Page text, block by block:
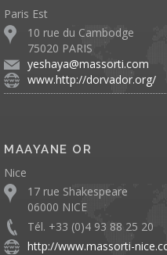
Paris Est
10 rue du Cambodge
75020 PARIS
yeshaya@massorti.com
www.http://dorvador.org/
MAAYANE OR
Nice
17 rue Shakespeare
06000 NICE
Tél. +33 (0)4 93 88 25 20
http://www.massorti-